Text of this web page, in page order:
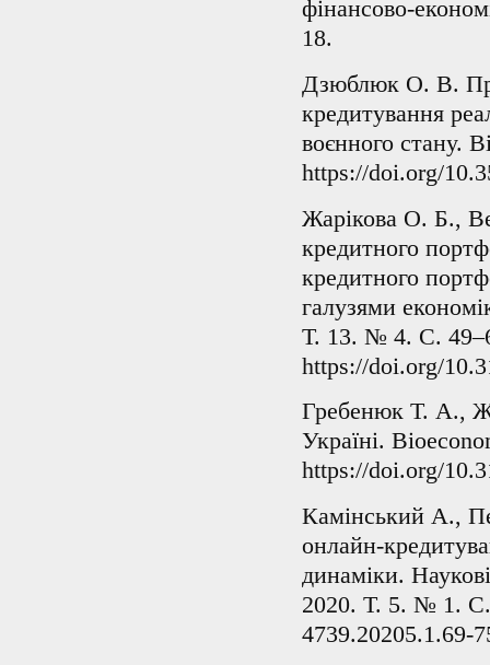
фінансово-
18.
Дзюблюк О. В.
кредитування
воєнного стану.
https://doi.org/
Жарікова О. Б.,
кредитного
кредитного
галузями
Т. 13. № 4. С.
https://doi.org/
Гребенюк Т. А.,
Україні.
https://doi.org/
Камінський А.,
онлайн-
динаміки.
2020. Т. 5. № 1. С.
4739.20205.1.69-